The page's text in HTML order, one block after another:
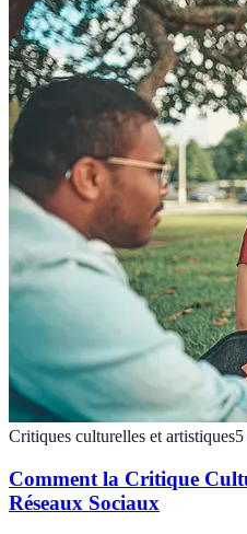
Critiques culturelles et artistiques5
Comment la Critique
Réseaux Sociaux